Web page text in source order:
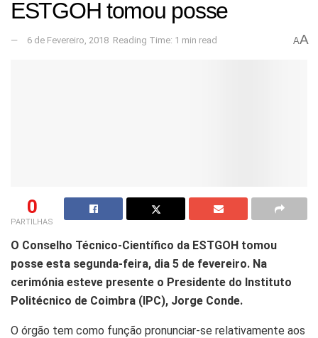
ESTGOH tomou posse
6 de Fevereiro, 2018 Reading Time: 1 min read AA
0
PARTILHAS
O Conselho Técnico-Científico da ESTGOH tomou
posse esta segunda-feira, dia 5 de fevereiro. Na
cerimónia esteve presente o Presidente do Instituto
Politécnico de Coimbra (IPC), Jorge Conde.
O órgão tem como função pronunciar-se relativamente aos